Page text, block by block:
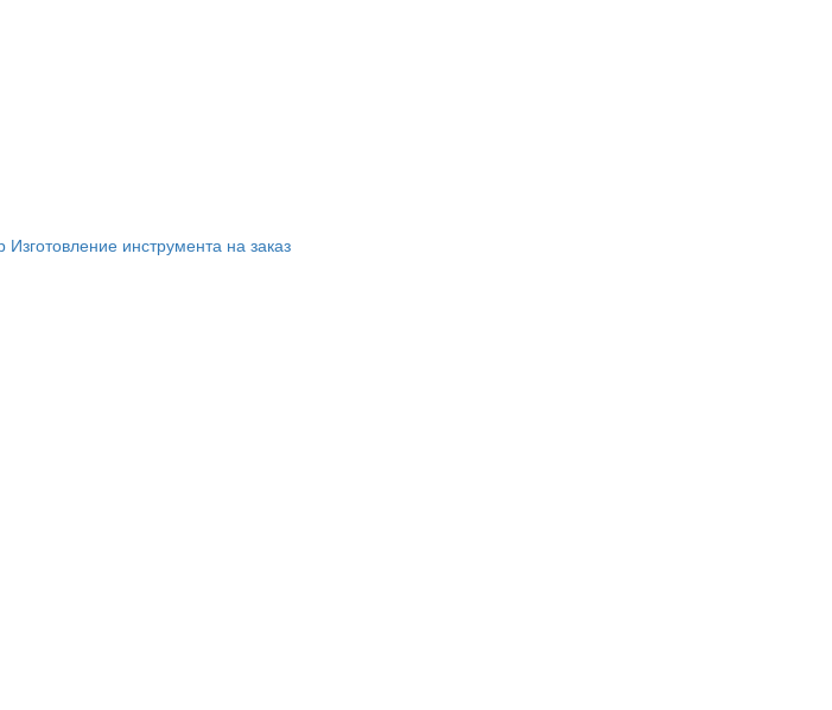
Изготовление инструмента на заказ